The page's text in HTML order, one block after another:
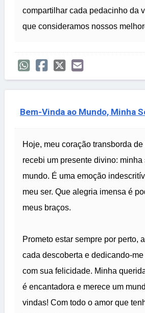
compartilhar cada pedacinho da
que consideramos nossos
Bem-Vinda ao Mundo, Minha
Hoje, meu coração transborda
recebi um presente divino:
mundo. É uma emoção
meu ser. Que alegria imensa é
meus braços.
Prometo estar sempre por perto,
cada descoberta e dedicando-
com sua felicidade. Minha
é encantadora e merece um
vindas! Com todo o amor que